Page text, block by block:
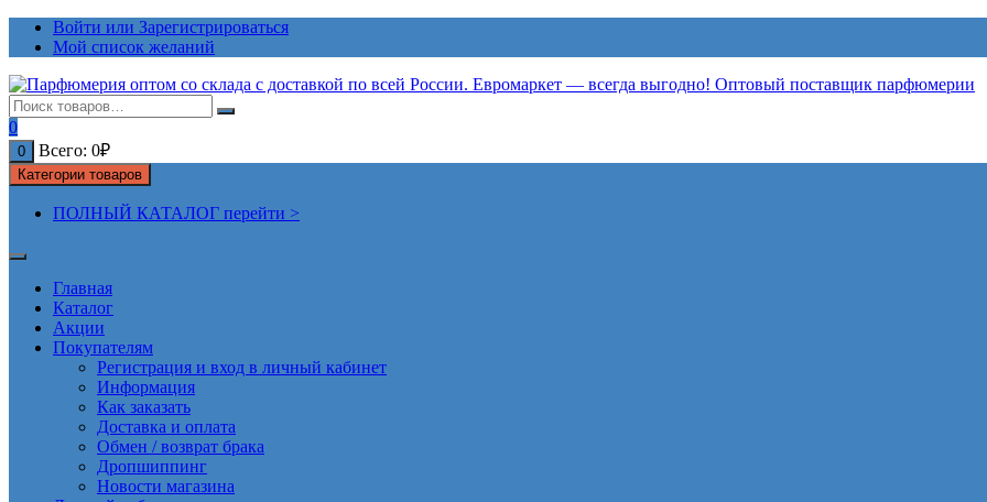
ПерейтиВойти или Зарегистрироваться
Мой список желаний
0
0 Всего: 0₽
Категории товаров
ПОЛНЫЙ КАТАЛОГ перейти >
Главная
Каталог
Акции
Покупателям
Регистрация и вход в личный кабинет
Информация
Как заказать
Доставка и оплата
Обмен / возврат брака
Дропшиппинг
Новости магазина